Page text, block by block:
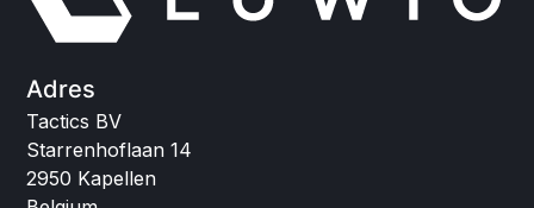
Adres
Tactics BV
Starrenhoflaan 14
2950 Kapellen